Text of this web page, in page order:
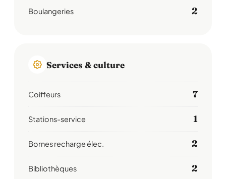
Boulangeries 2
Services & culture
Coiffeurs 7
Stations-service 1
Bornes recharge élec. 2
Bibliothèques 2